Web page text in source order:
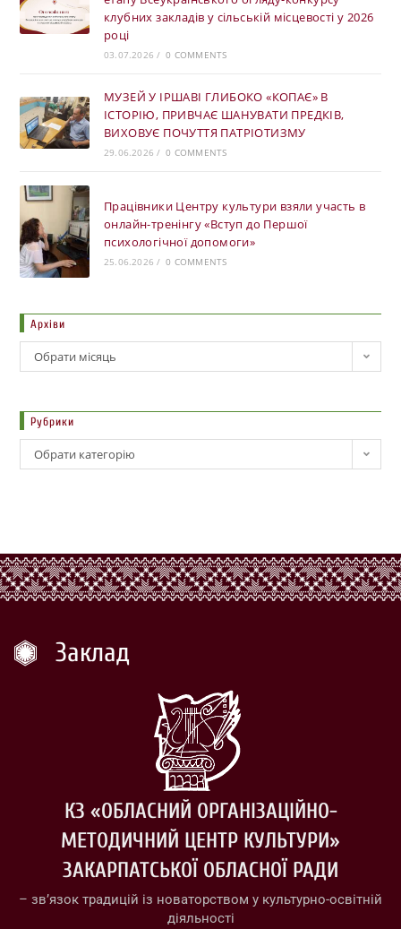
клубних закладів у сільській місцевості у 2026
році
03.07.2026 / 0 COMMENTS
МУЗЕЙ У ІРШАВІ ГЛИБОКО «КОПАЄ» В
ІСТОРІЮ, ПРИВЧАЄ ШАНУВАТИ ПРЕДКІВ,
ВИХОВУЄ ПОЧУТТЯ ПАТРІОТИЗМУ
29.06.2026 / 0 COMMENTS
Працівники Центру культури взяли участь в
онлайн-тренінгу «Вступ до Першої
психологічної допомоги»
25.06.2026 / 0 COMMENTS
Архіви
Обрати місяць
Рубрики
Обрати категорію
Заклад
КЗ «ОБЛАСНИЙ ОРГАНІЗАЦІЙНО-
МЕТОДИЧНИЙ ЦЕНТР КУЛЬТУРИ»
ЗАКАРПАТСЬКОЇ ОБЛАСНОЇ РАДИ
– зв’язок традицій із новаторством у культурно-освітній
діяльності